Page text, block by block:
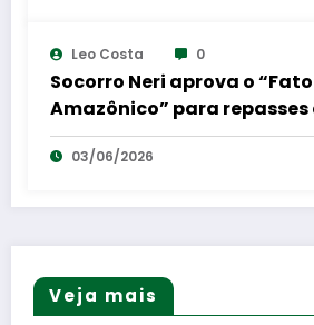
Leo Costa 0
Socorro Neri aprova o
Amazônico” para repasses
para a região Norte
03/06/2026
Veja mais